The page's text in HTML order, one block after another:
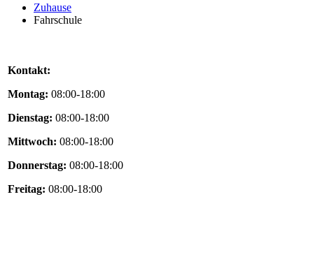
Zuhause
Fahrschule
Kontakt:
Montag: 08:00-18:00
Dienstag: 08:00-18:00
Mittwoch: 08:00-18:00
Donnerstag: 08:00-18:00
Freitag: 08:00-18:00